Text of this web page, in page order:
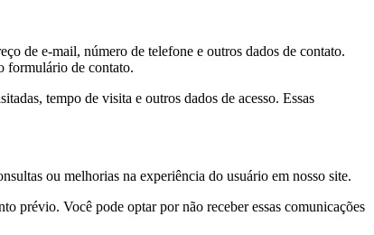
de e-mail, número de telefone e outros dados de contato.
formulário de contato.
tempo de visita e outros dados de acesso. Essas
ou melhorias na experiência do usuário em nosso site.
prévio. Você pode optar por não receber essas comunicações